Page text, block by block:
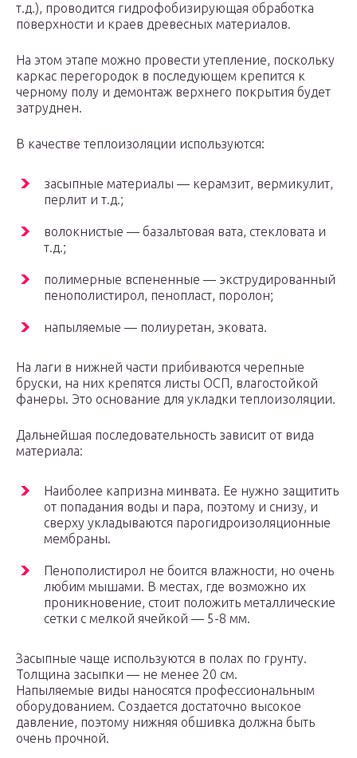
т.д.), проводится гидрофобизирующая обработка
поверхности и краев древесных материалов.
На этом этапе можно провести утепление, поскольку
каркас перегородок в последующем крепится к
черному полу и демонтаж верхнего покрытия будет
затруднен.
В качестве теплоизоляции используются:
засыпные материалы — керамзит, вермикулит,
перлит и т.д.;
волокнистые — базальтовая вата, стекловата и
т.д.;
полимерные вспененные — экструдированный
пенополистирол, пенопласт, поролон;
напыляемые — полиуретан, эковата.
На лаги в нижней части прибиваются черепные
бруски, на них крепятся листы ОСП, влагостойкой
фанеры. Это основание для укладки теплоизоляции.
Дальнейшая последовательность зависит от вида
материала:
Наиболее капризна минвата. Ее нужно защитить
от попадания воды и пара, поэтому и снизу, и
сверху укладываются парогидроизоляционные
мембраны.
Пенополистирол не боится влажности, но очень
любим мышами. В местах, где возможно их
проникновение, стоит положить металлические
сетки с мелкой ячейкой — 5-8 мм.
Засыпные чаще используются в полах по грунту.
Толщина засыпки — не менее 20 см.
Напыляемые виды наносятся профессиональным
оборудованием. Создается достаточно высокое
давление, поэтому нижняя обшивка должна быть
очень прочной.